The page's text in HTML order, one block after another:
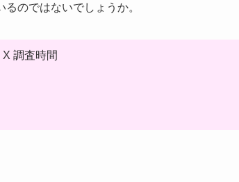
のではないでしょうか。
調査時間